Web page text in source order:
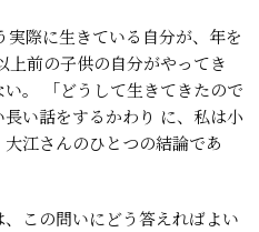
際に生きている自分が、年を
上前の子供の自分がやってき
。
「どうして生きてきたので
い話をするかわり に、私は小
江さんのひとつの結論であ
この問いにどう答えればよい